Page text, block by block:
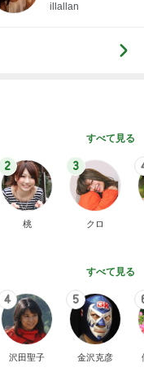
illallan
すべて見る
2
桃
3
クロ
すべて見る
4
沢田聖子
5
金沢克彦